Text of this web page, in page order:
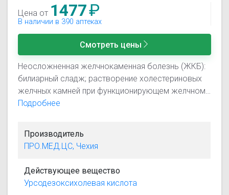
Цена от 1477₽
В наличии в 390 аптеках
Смотреть цены
Неосложненная желчнокаменная болезнь (ЖКБ):
билиарный сладж; растворение холестериновых
желчных камней при функционирующем желчном
пузыре; профилактика рецидивов
(токсические, лекарственные и др.); -
холестатические заболевания печени различного
(при отсутствии признаков декомпенсации),
первичный склерозирующий холангит, кистозный
Подробнее
Производитель
ПРО.МЕД.ЦС, Чехия
Действующее вещество
Урсодезоксихолевая кислота